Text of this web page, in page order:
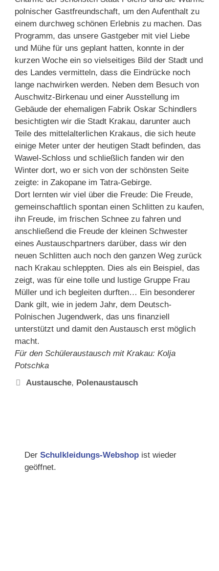
polnischer Gastfreundschaft, um den Aufenthalt zu
einem durchweg schönen Erlebnis zu machen. Das
Programm, das unsere Gastgeber mit viel Liebe
und Mühe für uns geplant hatten, konnte in der
kurzen Woche ein so vielseitiges Bild der Stadt und
des Landes vermitteln, dass die Eindrücke noch
lange nachwirken werden. Neben dem Besuch von
Auschwitz-Birkenau und einer Ausstellung im
Gebäude der ehemaligen Fabrik Oskar Schindlers
besichtigten wir die Stadt Krakau, darunter auch
Teile des mittelalterlichen Krakaus, die sich heute
einige Meter unter der heutigen Stadt befinden, das
Wawel-Schloss und schließlich fanden wir den
Winter dort, wo er sich von der schönsten Seite
zeigte: in Zakopane im Tatra-Gebirge.
Dort lernten wir viel über die Freude: Die Freude,
gemeinschaftlich spontan einen Schlitten zu kaufen,
ihn Freude, im frischen Schnee zu fahren und
anschließend die Freude der kleinen Schwester
eines Austauschpartners darüber, dass wir den
neuen Schlitten auch noch den ganzen Weg zurück
nach Krakau schleppten. Dies als ein Beispiel, das
zeigt, was für eine tolle und lustige Gruppe Frau
Müller und ich begleiten durften… Ein besonderer
Dank gilt, wie in jedem Jahr, dem Deutsch-
Polnischen Jugendwerk, das uns finanziell
unterstützt und damit den Austausch erst möglich
macht.
Für den Schüleraustausch mit Krakau: Kolja
Potschka
Schlagwörter
Austausche, Polenaustausch
Der Schulkleidungs-Webshop ist wieder
geöffnet.